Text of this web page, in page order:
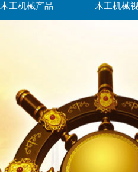
木工机械产品 木工机械